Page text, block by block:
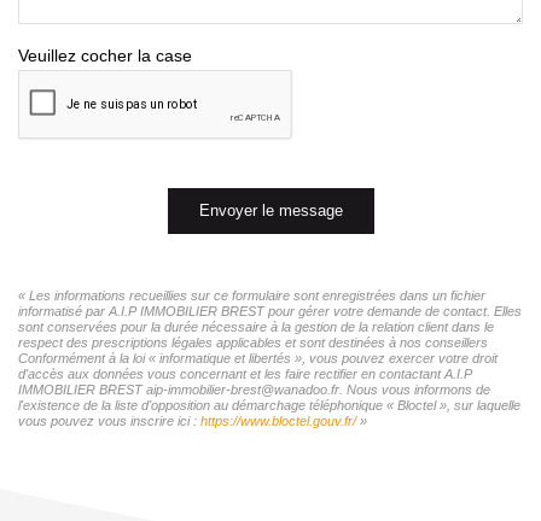
Veuillez cocher la case
Envoyer le message
« Les informations recueillies sur ce formulaire sont enregistrées dans un fichier
informatisé par A.I.P IMMOBILIER BREST pour gérer votre demande de contact. Elles
sont conservées pour la durée nécessaire à la gestion de la relation client dans le
respect des prescriptions légales applicables et sont destinées à nos conseillers
Conformément à la loi « informatique et libertés », vous pouvez exercer votre droit
d'accès aux données vous concernant et les faire rectifier en contactant A.I.P
IMMOBILIER BREST aip-immobilier-brest@wanadoo.fr. Nous vous informons de
l'existence de la liste d'opposition au démarchage téléphonique « Bloctel », sur laquelle
vous pouvez vous inscrire ici : https://www.bloctel.gouv.fr/»